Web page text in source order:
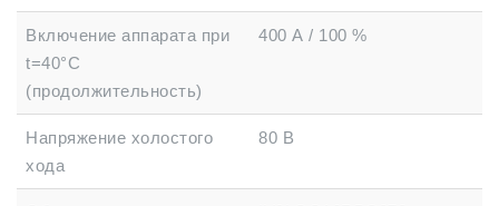
Включение аппарата при
t=40°C
(продолжительность)
400 А / 100 %
Напряжение холостого
хода
80 В